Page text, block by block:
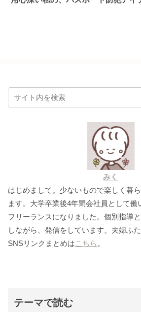
みく
はじめまして。少ないもので楽しく暮
ます。大学卒業後4年間会社員として働
フリーランスになりました。個別指導
しながら、発信をしています。夫婦ふ
SNSリンクまとめはこちら 。
テーマで読む